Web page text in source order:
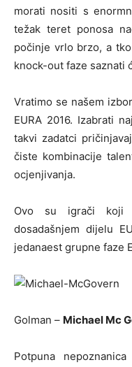
morati nositi s
težak teret ponosa
počinje vrlo brzo, a
knock-out faze saznati
Vratimo se našem
EURA 2016. Izabrati
takvi zadatci
čiste kombinacije
ocjenjivanja.
Ovo su igrači koji
dosadašnjem dijelu
jedanaest grupne faze
Golman – Michael Mc
Potpuna